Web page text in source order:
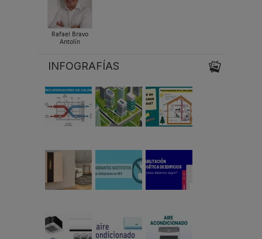
Rafael Bravo
Antolín
INFOGRAFÍAS